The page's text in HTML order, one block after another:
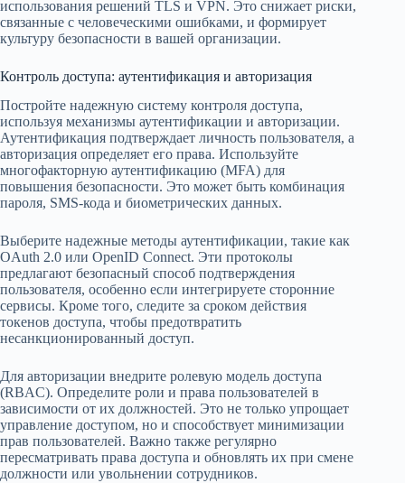
использования решений TLS и VPN. Это снижает риски,
связанные с человеческими ошибками, и формирует
культуру безопасности в вашей организации.
Контроль доступа: аутентификация и авторизация
Постройте надежную систему контроля доступа,
используя механизмы аутентификации и авторизации.
Аутентификация подтверждает личность пользователя, а
авторизация определяет его права. Используйте
многофакторную аутентификацию (MFA) для
повышения безопасности. Это может быть комбинация
пароля, SMS-кода и биометрических данных.
Выберите надежные методы аутентификации, такие как
OAuth 2.0 или OpenID Connect. Эти протоколы
предлагают безопасный способ подтверждения
пользователя, особенно если интегрируете сторонние
сервисы. Кроме того, следите за сроком действия
токенов доступа, чтобы предотвратить
несанкционированный доступ.
Для авторизации внедрите ролевую модель доступа
(RBAC). Определите роли и права пользователей в
зависимости от их должностей. Это не только упрощает
управление доступом, но и способствует минимизации
прав пользователей. Важно также регулярно
пересматривать права доступа и обновлять их при смене
должности или увольнении сотрудников.